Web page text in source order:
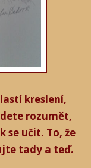
kreslení,
rozumět,
se učit. To, že
tady a teď.